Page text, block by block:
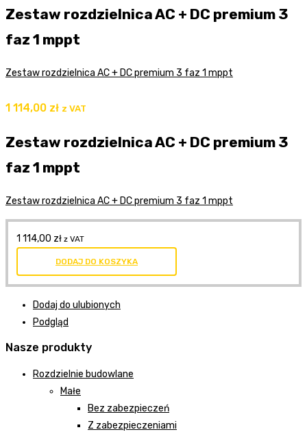
Zestaw rozdzielnica AC + DC premium 3
faz 1 mppt
Zestaw rozdzielnica AC + DC premium 3 faz 1 mppt
1 114,00 zł z VAT
Zestaw rozdzielnica AC + DC premium 3
faz 1 mppt
Zestaw rozdzielnica AC + DC premium 3 faz 1 mppt
1 114,00 zł z VAT
DODAJ DO KOSZYKA
Dodaj do ulubionych
Podgląd
Nasze produkty
Rozdzielnie budowlane
Małe
Bez zabezpieczeń
Z zabezpieczeniami